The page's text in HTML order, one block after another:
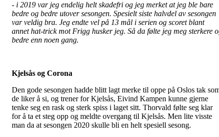
- i 2019 var jeg endelig helt skadefri og jeg merket at jeg ble bare
bedre og bedre utover sesongen. Spesielt siste halvdel av sesongen
var veldig bra. Jeg endte vel på 13 mål i serien og scoret blant
annet hat-trick mot Frigg husker jeg. Så da følte jeg meg sterkere
bedre enn noen gang.
Kjelsås og Corona
Den gode sesongen hadde blitt lagt merke til oppe på Oslos tak
de liker å si, og trener for Kjelsås, Eivind Kampen kunne gjerne
tenke seg en rask og sterk spiss i laget sitt. Thorvald følte seg klar
for å ta et steg opp og meldte overgang til Kjelsås. Men lite visste
man da at sesongen 2020 skulle bli en helt spesiell sesong.